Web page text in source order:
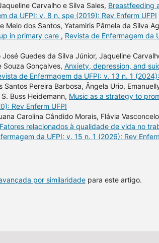
Carvalho e Silva Sales, Breastfeeding
da UFPI: v. 8 n. spe (2019): Rev Enferm UFPI
Melo dos Santos, Yatamiris Pâmela da Silva
in primary care , Revista de Enfermagem da
Guedes da Silva Júnior, Jaqueline
Souza Gonçalves, Anxiety, depression, and
de Enfermagem da UFPI: v. 13 n. 1
Santos Pereira Barbosa, Ângela Urio,
Buss Heidemann, Music as a strategy to
Rev Enferm UFPI
Carolina Cândido Morais, Flávia
Fatores relacionados à qualidade de vida no
da UFPI: v. 15 n. 1 (2026): Rev
por similaridade para este artigo.